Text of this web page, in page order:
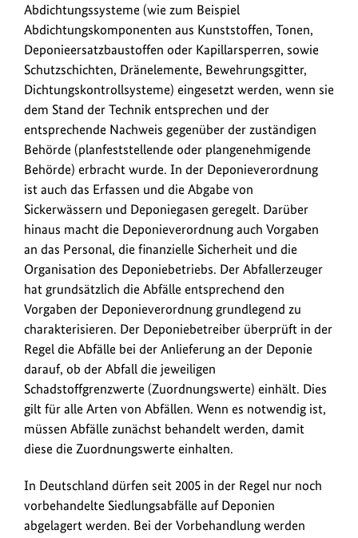
Abdichtungssysteme (wie zum Beispiel
Abdichtungskomponenten aus Kunststoffen, Tonen,
Deponieersatzbaustoffen oder Kapillarsperren, sowie
Schutzschichten, Dränelemente, Bewehrungsgitter,
Dichtungskontrollsysteme) eingesetzt werden, wenn sie
dem Stand der Technik entsprechen und der
entsprechende Nachweis gegenüber der zuständigen
Behörde (planfeststellende oder plangenehmigende
Behörde) erbracht wurde. In der Deponieverordnung
ist auch das Erfassen und die Abgabe von
Sickerwässern und Deponiegasen geregelt. Darüber
hinaus macht die Deponieverordnung auch Vorgaben
an das Personal, die finanzielle Sicherheit und die
Organisation des Deponiebetriebs. Der Abfallerzeuger
hat grundsätzlich die Abfälle entsprechend den
Vorgaben der Deponieverordnung grundlegend zu
charakterisieren. Der Deponiebetreiber überprüft in der
Regel die Abfälle bei der Anlieferung an der Deponie
darauf, ob der Abfall die jeweiligen
Schadstoffgrenzwerte (Zuordnungswerte) einhält. Dies
gilt für alle Arten von Abfällen. Wenn es notwendig ist,
müssen Abfälle zunächst behandelt werden, damit
diese die Zuordnungswerte einhalten.
In Deutschland dürfen seit 2005 in der Regel nur noch
vorbehandelte Siedlungsabfälle auf Deponien
abgelagert werden. Bei der Vorbehandlung werden